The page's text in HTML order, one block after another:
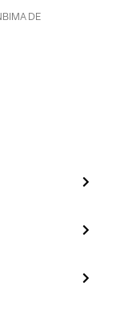
DE